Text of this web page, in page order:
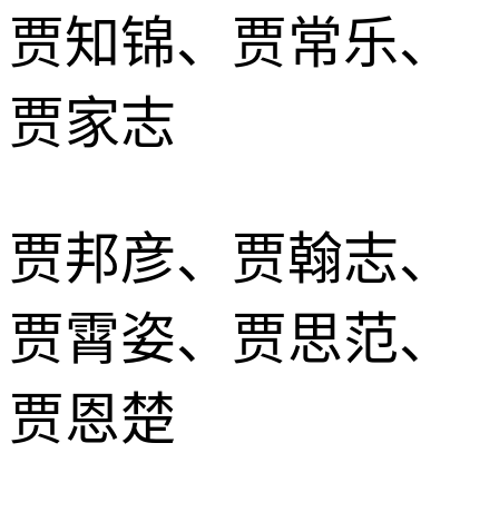
贾知锦、贾常乐、
贾家志
贾邦彦、贾翰志、
贾霄姿、贾思范、
贾恩楚